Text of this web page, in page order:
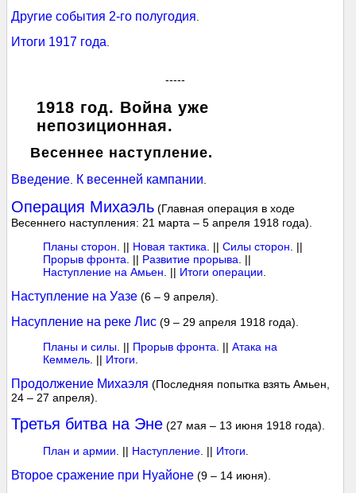
Другие события 2-го полугодия
Итоги 1917 года
-----
1918 год. Война уже
непозиционная.
Весеннее наступление.
Введение К весенней кампании
Операция Михаэль (Главная операция в ходе
Весеннего наступления: 21 марта – 5 апреля 1918 года).
Планы сторон . || Новая тактика . ||Силы сторон . ||
Прорыв фронта . || Развитие прорыва . ||
Наступление на Амьен . || Итоги операции
Наступление на Уазе (6 – 9 апреля).
Насупление на реке Лис (9 – 29 апреля 1918 года).
Планы и силы . || Прорыв фронта . ||Атака на
Кеммель . || Итоги
Продолжение Михаэля (Последняя попытка взять Амьен,
24 – 27 апреля).
Третья битва на Эне (27 мая – 13 июня 1918 года).
План и армии . || Наступление . || Итоги
Второе сражение при Нуайоне (9 – 14 июня).